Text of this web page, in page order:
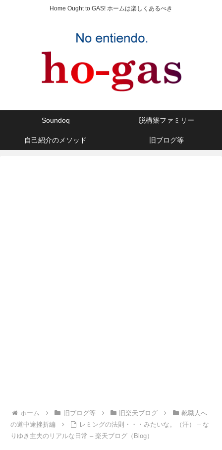
Home Ought to GAS! ホームは楽しくあるべき
Soundoq 脱構築ファミリー
自己紹介のメソッド 旧ブログ等
ホーム 旧ブログ等 旧楽天ブログ
靴職人へ
の道中途挫折編
レミングの法則・・・みたいな。（汗） – な
りゆき主夫のリアルな日常 – 楽天ブログ（Blog）